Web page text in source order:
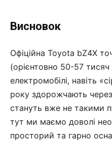
Висновок
Офіційна Toyota bZ4X
(орієнтовно 50-57 тисяч
електромобілі, навіть
року здорожчають через
стануть вже не такими
тут ми маємо доволі
просторий та гарно